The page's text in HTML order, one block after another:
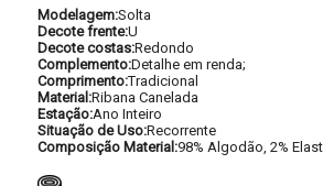
Modelagem:Solta
Decote frente:U
Decote costas:Redondo
Complemento:Detalhe em renda;
Comprimento:Tradicional
Material:Ribana Canelada
Estação:Ano Inteiro
Situação de Uso:Recorrente
Composição Material:98% Algodão, 2%